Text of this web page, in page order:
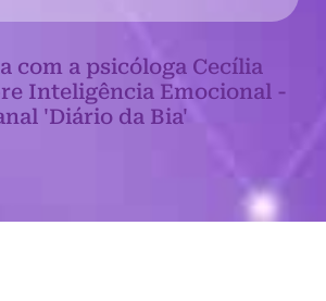
com a psicóloga Cecília
Inteligência Emocional -
'Diário da Bia'